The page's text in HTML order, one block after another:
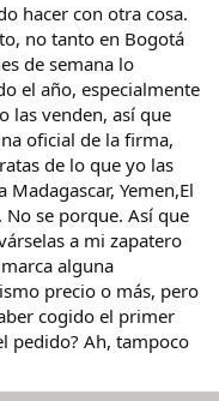
hacer con otra cosa.
no tanto en Bogotá
de semana lo
el año, especialmente
las venden, así que
oficial de la firma,
de lo que yo las
Madagascar, Yemen,El
se porque. Así que
a mi zapatero
alguna
precio o más, pero
cogido el primer
pedido? Ah, tampoco